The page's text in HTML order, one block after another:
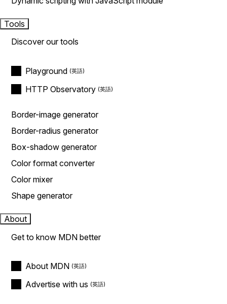
Tools
Discover our tools
Playground
HTTP Observatory
Border-image generator
Border-radius generator
Box-shadow generator
Color format converter
Color mixer
Shape generator
About
Get to know MDN better
About MDN
Advertise with us